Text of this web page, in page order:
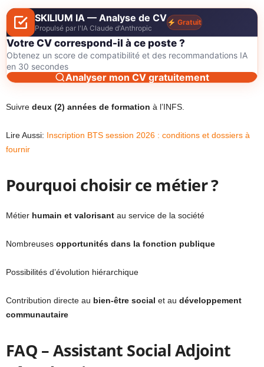
SKILIUM IA — Analyse de CV
Propulsé par l'IA Claude d'Anthropic
Gratuit
Votre CV correspond-il à ce poste ?
Obtenez un score de compatibilité et des recommandations IA
en 30 secondes
Analyser mon CV gratuitement
Suivre deux (2) années de formation à l’INFS.
Lire Aussi: Inscription BTS session 2026 : conditions et dossiers à
fournir
Pourquoi choisir ce métier ?
Métier humain et valorisant au service de la société
Nombreuses opportunités dans la fonction publique
Possibilités d’évolution hiérarchique
Contribution directe au bien-être social et au développement
communautaire
FAQ – Assistant Social Adjoint